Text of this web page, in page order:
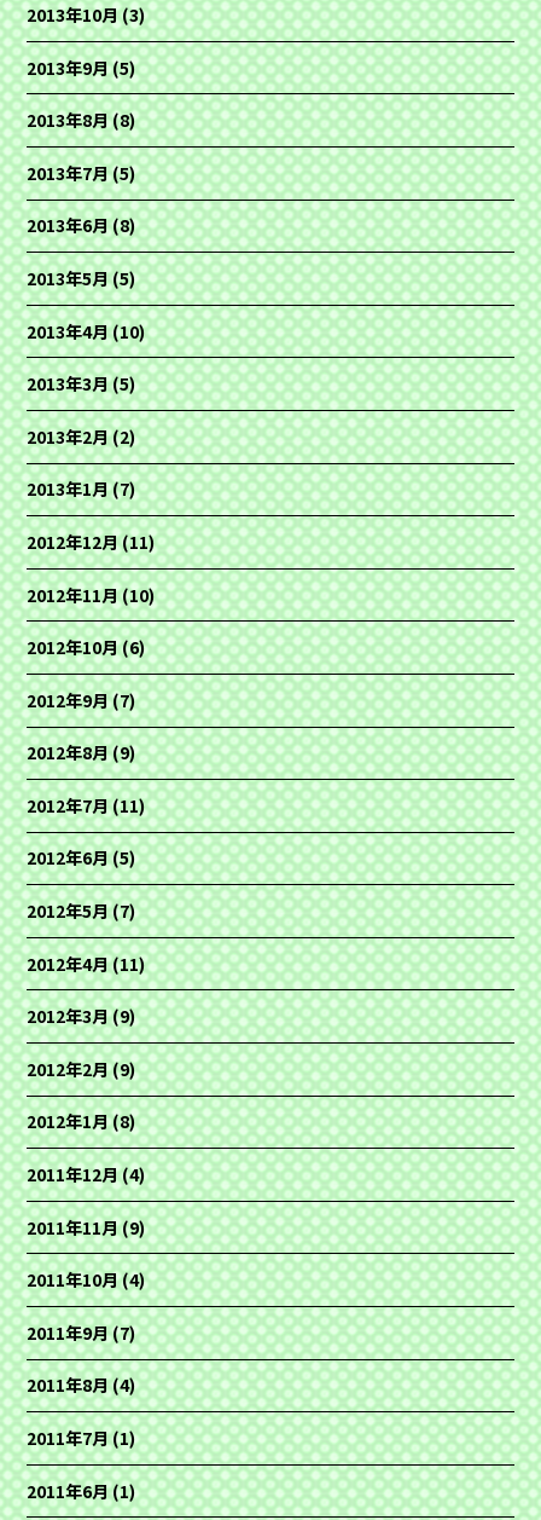
2013年10月(3)
2013年9月(5)
2013年8月(8)
2013年7月(5)
2013年6月(8)
2013年5月(5)
2013年4月(10)
2013年3月(5)
2013年2月(2)
2013年1月(7)
2012年12月(11)
2012年11月(10)
2012年10月(6)
2012年9月(7)
2012年8月(9)
2012年7月(11)
2012年6月(5)
2012年5月(7)
2012年4月(11)
2012年3月(9)
2012年2月(9)
2012年1月(8)
2011年12月(4)
2011年11月(9)
2011年10月(4)
2011年9月(7)
2011年8月(4)
2011年7月(1)
2011年6月(1)